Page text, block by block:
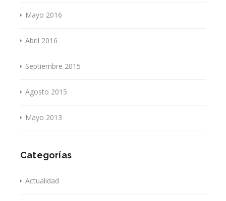
Mayo 2016
Abril 2016
Septiembre 2015
Agosto 2015
Mayo 2013
Categorías
Actualidad